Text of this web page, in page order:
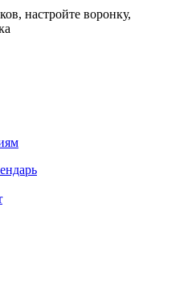
настройте воронку,